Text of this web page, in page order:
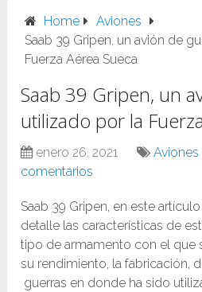
Home
Aviones
Saab 39 Gripen, un avión de
Fuerza Aérea Sueca
Saab 39 Gripen, un
utilizado por la
enero 26, 2021 Aviones
comentarios
Saab 39 Gripen, en este
detalle las características de
tipo de armamento con el que
su rendimiento, la fabricación,
guerras en donde ha sido